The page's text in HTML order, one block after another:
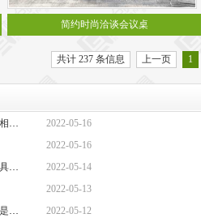
简约时尚洽谈会议桌
共计 237 条信息 上一页 1
·定做办公家具定制-高端与普通办公家具价格相差巨大的原因是什么？ 2022-05-16
2022-05-16
·办公椅子图片大全价格-如何延长办公家具家具的保质期？
2022-05-14
2022-05-13
·杭州办公家具-消费者怎样判断办公家具是不是经久耐用？
2022-05-12